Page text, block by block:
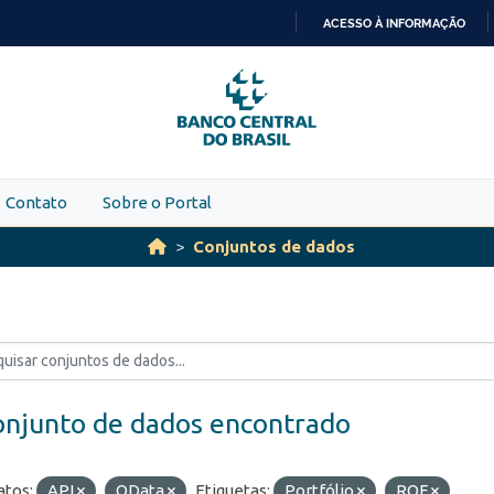
PARA
O
CONTEÚDO
ACESSO À INFORMAÇÃO
Contato Sobre o Portal
Conjuntos de dados
de dados encontrado
API OData Etiquetas: Portfólio ROF